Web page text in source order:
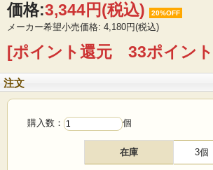
価格:3,344円(税込) 20%OFF
メーカー希望小売価格: 4,180円(税込)
[ポイント還元 33ポイン
注文
購入数： 個
在庫 3個